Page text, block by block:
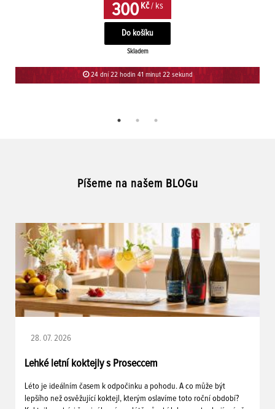
300Kč / ks
Skladem
24 dní 22 hodin 41 minut 22 sekund
Píšeme na našem BLOGu
28. 07. 2026
Lehké letní koktejly s Proseccem
Léto je ideálním časem k odpočinku a pohodu. A co může být
lepšího než osvěžující koktejl, kterým oslavíme toto roční období?